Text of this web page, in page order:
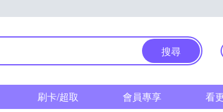
搜尋
刷卡/超取 會員專享 看